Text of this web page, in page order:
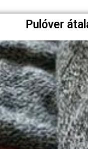
Pulóver